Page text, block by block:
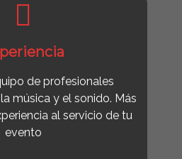
de profesionales
música y el sonido. Más
al servicio de tu
evento